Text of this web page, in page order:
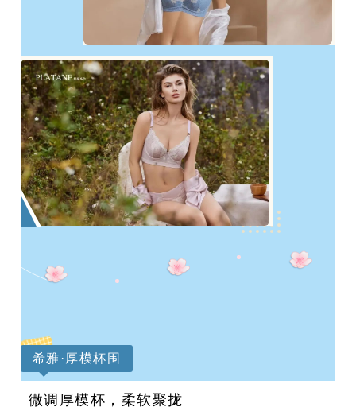
希雅·厚模杯围
微调厚模杯，柔软聚拢